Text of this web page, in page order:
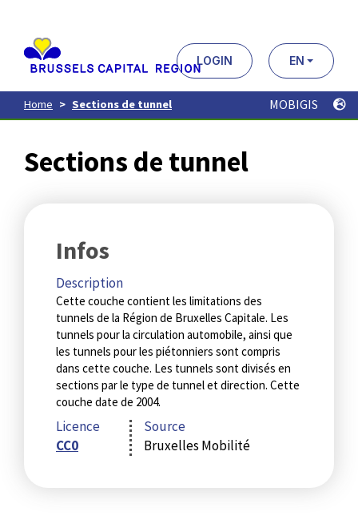
contenu
principal
LOGIN EN
Home Sections de tunnel MOBIGIS
Sections de tunnel
Infos
Description
Cette couche contient les limitations des
tunnels de la Région de Bruxelles Capitale. Les
tunnels pour la circulation automobile, ainsi que
les tunnels pour les piétonniers sont compris
dans cette couche. Les tunnels sont divisés en
sections par le type de tunnel et direction. Cette
couche date de 2004.
Licence
CC0
Source
Bruxelles Mobilité